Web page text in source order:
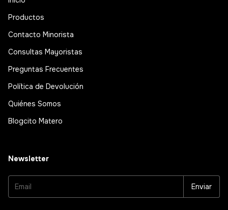
Productos
Contacto Minorista
Consultas Mayoristas
Preguntas Frecuentes
Política de Devolución
Quiénes Somos
Blogcito Matero
Newsletter